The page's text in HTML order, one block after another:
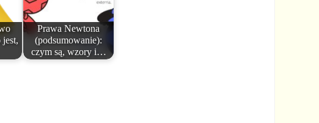
Prawa Newtona
(podsumowanie):
czym są, wzory i…